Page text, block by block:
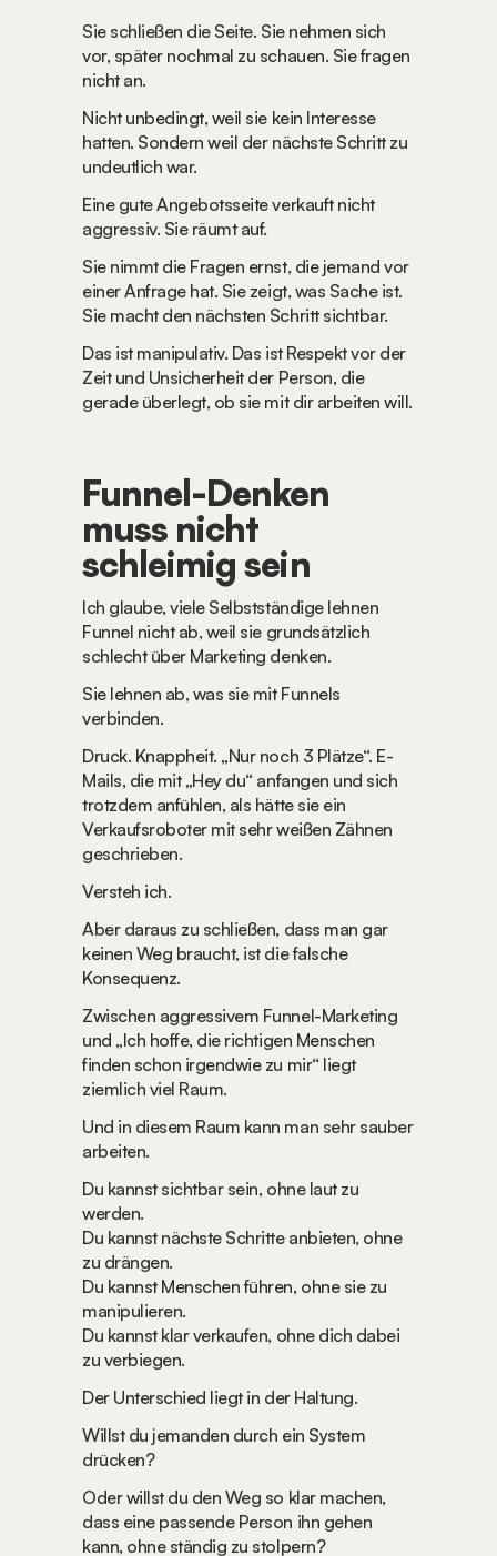
Sie schließen die Seite. Sie nehmen sich
vor, später nochmal zu schauen. Sie fragen
nicht an.
Nicht unbedingt, weil sie kein Interesse
hatten. Sondern weil der nächste Schritt zu
undeutlich war.
Eine gute Angebotsseite verkauft nicht
aggressiv. Sie räumt auf.
Sie nimmt die Fragen ernst, die jemand vor
einer Anfrage hat. Sie zeigt, was Sache ist.
Sie macht den nächsten Schritt sichtbar.
Das ist manipulativ. Das ist Respekt vor der
Zeit und Unsicherheit der Person, die
gerade überlegt, ob sie mit dir arbeiten will.
Funnel-Denken
muss nicht
schleimig sein
Ich glaube, viele Selbstständige lehnen
Funnel nicht ab, weil sie grundsätzlich
schlecht über Marketing denken.
Sie lehnen ab, was sie mit Funnels
verbinden.
Druck. Knappheit. „Nur noch 3 Plätze“. E-
Mails, die mit „Hey du“ anfangen und sich
trotzdem anfühlen, als hätte sie ein
Verkaufsroboter mit sehr weißen Zähnen
geschrieben.
Versteh ich.
Aber daraus zu schließen, dass man gar
keinen Weg braucht, ist die falsche
Konsequenz.
Zwischen aggressivem Funnel-Marketing
und „Ich hoffe, die richtigen Menschen
finden schon irgendwie zu mir“ liegt
ziemlich viel Raum.
Und in diesem Raum kann man sehr sauber
arbeiten.
Du kannst sichtbar sein, ohne laut zu
werden.
Du kannst nächste Schritte anbieten, ohne
zu drängen.
Du kannst Menschen führen, ohne sie zu
manipulieren.
Du kannst klar verkaufen, ohne dich dabei
zu verbiegen.
Der Unterschied liegt in der Haltung.
Willst du jemanden durch ein System
drücken?
Oder willst du den Weg so klar machen,
dass eine passende Person ihn gehen
kann, ohne ständig zu stolpern?